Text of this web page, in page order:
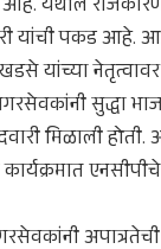
येथील
यांची पकड आहे. आ.
यांच्या
नगरसेवकांनी सुद्धा
मिळाली होती.